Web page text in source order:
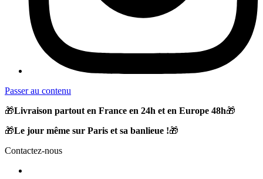
Passer au contenu
🎁Livraison partout en France en 24h et en Europe 48h🎁
🎁Le jour même sur Paris et sa banlieue !🎁
Contactez-nous